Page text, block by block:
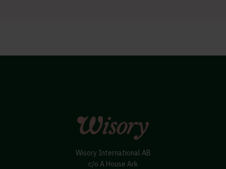
Wisory International AB
c/o A House Ark